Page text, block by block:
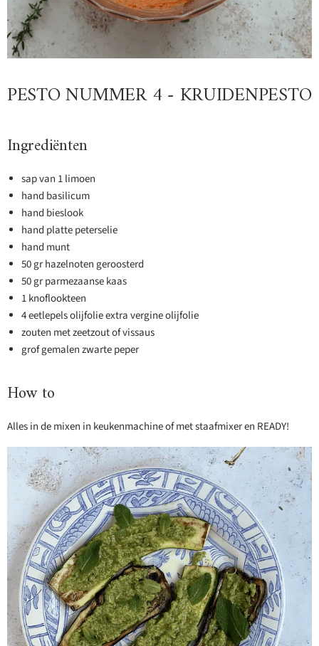
PESTO NUMMER 4 - KRUIDENPESTO
Ingrediënten
sap van 1 limoen
hand basilicum
hand bieslook
hand platte peterselie
hand munt
50 gr hazelnoten geroosterd
50 gr parmezaanse kaas
1 knoflookteen
4 eetlepels olijfolie extra vergine olijfolie
zouten met zeetzout of vissaus
grof gemalen zwarte peper
How to
Alles in de mixen in keukenmachine of met staafmixer en READY!